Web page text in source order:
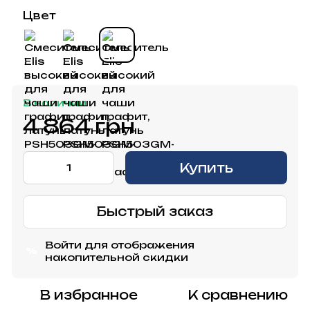
Цвет
В наличии
4 864 грн
Купить
Быстрый заказ
Войти для отображения
накопительной скидки
В избранное К сравнению